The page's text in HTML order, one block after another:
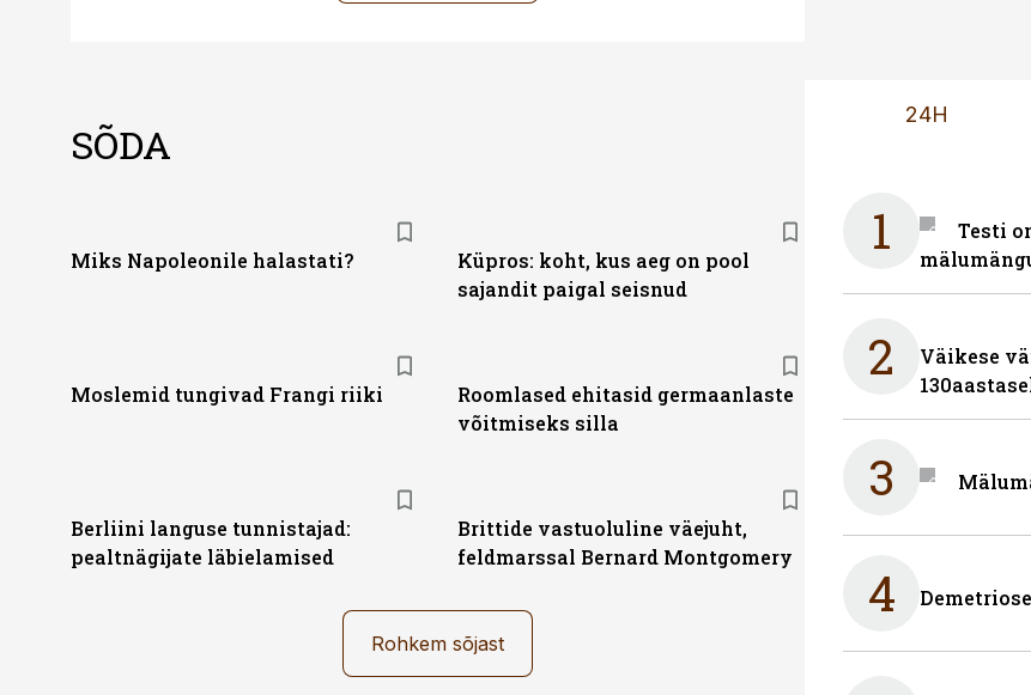
SÕDA
Miks Napoleonile halastati?
Küpros: koht, kus aeg on pool
sajandit paigal seisnud
Moslemid tungivad Frangi riiki
Roomlased ehitasid germaanlaste
võitmiseks silla
Berliini languse tunnistajad:
pealtnägijate läbielamised
Brittide vastuoluline väejuht,
feldmarssal Bernard Montgomery
Rohkem sõjast
24H
1
Testi
2
Väikese
3
4